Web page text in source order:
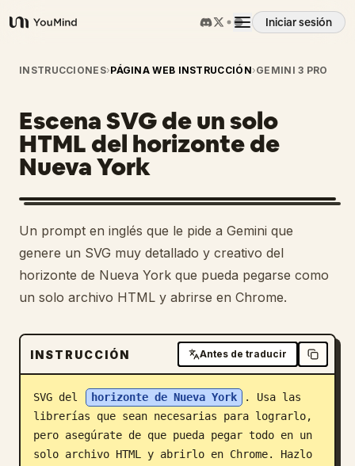
YouMind
Iniciar sesión
Resumen
Casos de uso
Habilidades
Prompts
Precios
Blog
Actualizaciones
INSTRUCCIONES›PÁGINA WEB INSTRUCCIÓN›GEMINI 3 PRO
Escena SVG de un solo
HTML del horizonte de
Nueva York
Un prompt en inglés que le pide a Gemini que
genere un SVG muy detallado y creativo del
horizonte de Nueva York que pueda pegarse como
un solo archivo HTML y abrirse en Chrome.
INSTRUCCIÓN Antes de traducir
SVG del horizonte de Nueva York
. Usa las
librerías que sean necesarias para lograrlo,
pero asegúrate de que pueda pegar todo en un
solo archivo HTML y abrirlo en Chrome. Hazlo